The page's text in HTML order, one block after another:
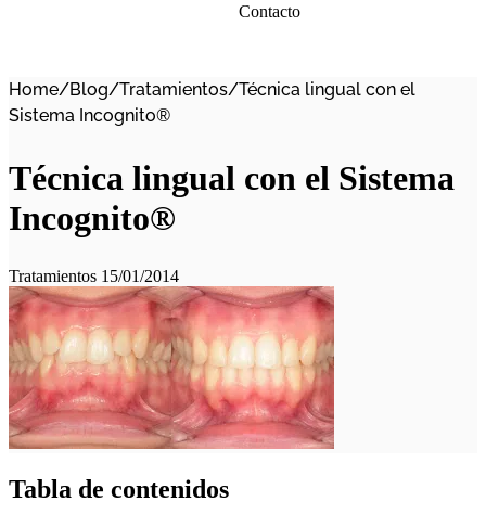
Contacto
Home/Blog/Tratamientos/Técnica lingual con el
Sistema Incognito®
Técnica lingual con el Sistema
Incognito®
Tratamientos 15/01/2014
Tabla de contenidos